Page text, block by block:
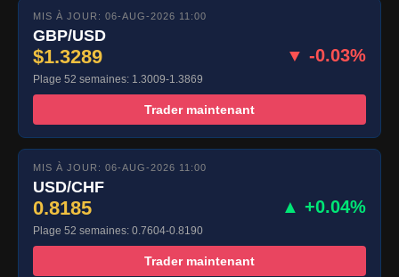
MIS À JOUR: 06-AUG-2026 11:00
GBP/USD
$1.3289 ▼ -0.03%
Plage 52 semaines: 1.3009-1.3869
Trader maintenant
MIS À JOUR: 06-AUG-2026 11:00
USD/CHF
0.8185 ▲ +0.04%
Plage 52 semaines: 0.7604-0.8190
Trader maintenant